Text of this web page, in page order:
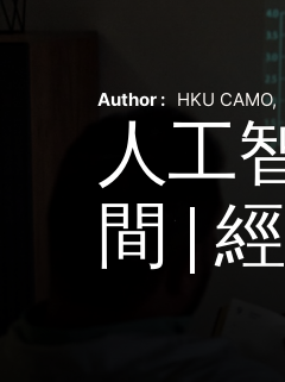
Author : HKU CAMO,
人工
間 |